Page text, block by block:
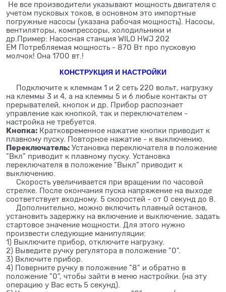
Не все производители указывают мощность двигателя с
учетом пусковых токов, в основном это импортные
погружные насосы (указана рабочая мощность). Насосы,
вентиляторы, компрессоры, холодильники и
др.Пример: Насосная станция WILO HWJ 202
EM Потребляемая мощность - 870 Вт про пусковую
молчок! Она 1700 вт.!
КОНСТРУКЦИЯ И НАСТРОЙКИ
Подключите к клеммам 1 и 2 сеть 220 вольт, нагрузку
на клеммы 3 и 4, а на клеммы 5 и 6 любые контакты от
прерывателей, кнопок и др. Прибор распознает
управление как кнопкой, так и переключателем -
настройка не требуется.
Кнопка: Кратковременное нажатие кнопки приводит к
плавному пуску. Повторное нажатие - к выключению.
Переключатель: Установка переключателя в положение
"Вкл" приводит к плавному пуску. Установка
переключателя в положение "Выкл" приводит к
выключению.
Скорость увеличивается при вращении по часовой
стрелке. После окончания пуска напряжение на выходе
соответствует входному. 5 скоростей - от 0 секунд до 8.
Дополнительно, можно включить плавный останов,
установить задержку на включение и выключение, задать
стартовое значение мощности. Для этого нужно
произвести следующие манипуляции:
1) Выключите прибор, отключите нагрузку.
2) Выведите ручку регулятора в положение "0".
3) Включите прибор.
4) Поверните ручку в положение "8" и обратно в
положение "0", чтобы зайти в меню настройки. (на эту
операцию у Вас есть 5 секунд).